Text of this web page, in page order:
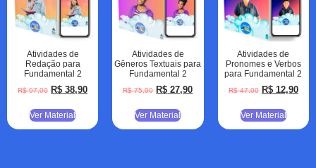
Atividades de
Redação para
Fundamental 2
R$97,00 R$ 38,90
Ver Material
Atividades de
Gêneros Textuais para
Fundamental 2
R$75,00 R$ 27,90
Ver Material
Atividades de
Pronomes e Verbos
para Fundamental 2
R$47,00 R$12,90
Ver Material